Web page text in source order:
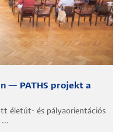
— PATHS projekt a
életút- és pályaorientációs
...